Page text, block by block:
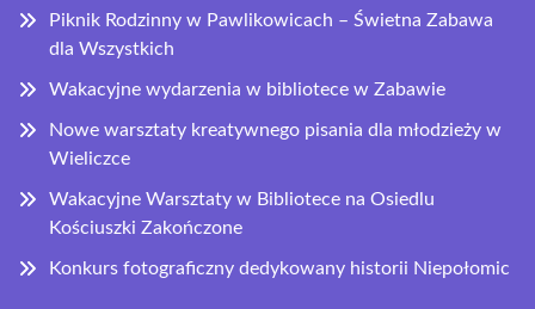
Piknik Rodzinny w Pawlikowicach – Świetna Zabawa
dla Wszystkich
Wakacyjne wydarzenia w bibliotece w Zabawie
Nowe warsztaty kreatywnego pisania dla młodzieży w
Wieliczce
Wakacyjne Warsztaty w Bibliotece na Osiedlu
Kościuszki Zakończone
Konkurs fotograficzny dedykowany historii Niepołomic